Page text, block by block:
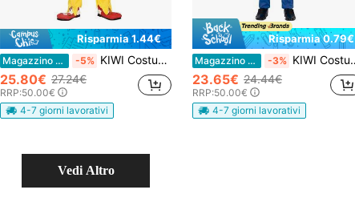
Risparmia 1.44€
Magazzino EU -5% KIWI Costume da clown per bambini, vestito di clown colorato con design di circo e risate, perfetto per feste a tema, Halloween, spettacoli scolastici e celebrazioni divertenti in più taglie
25.80€ 27.24€
RRP:50.00€
4-7 giorni lavorativi
Risparmia 0.79€
Magazzino EU -3% KIWI Costume da musicista macchinista per bambini, vestito colorato con dettagli divertenti e facile da indossare, ideale per feste, giochi di ruolo e travestimenti tematici, disponibile in più taglie per divertimento in ogni occasione
23.65€ 24.44€
RRP:50.00€
4-7 giorni lavorativi
Vedi Altro